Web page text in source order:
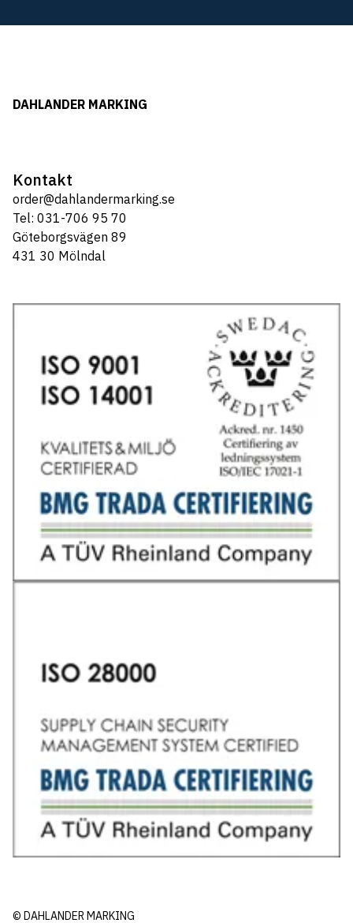
DAHLANDER MARKING
Kontakt
order@dahlandermarking.se
Tel: 031-706 95 70
Göteborgsvägen 89
431 30 Mölndal
© DAHLANDER MARKING